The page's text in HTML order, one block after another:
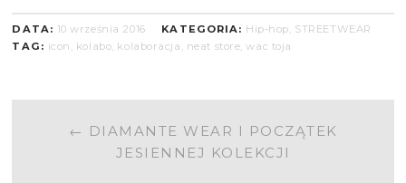
DATA: 10 września 2016 KATEGORIA: Hip-hop, STREETWEAR
TAG: icon , kolabo, kolaboracja , neat store,wac toja
POST
NAVIGATION
← DIAMANTE WEAR I POCZĄTEK
JESIENNEJ KOLEKCJI